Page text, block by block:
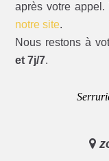
après votre
notre site.
Nous restons à
et 7j/7.